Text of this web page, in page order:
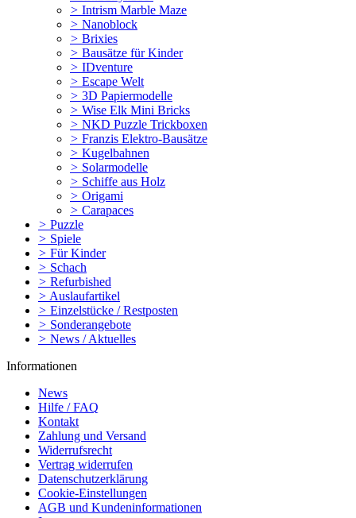
> Intrism Marble Maze
> Nanoblock
> Brixies
> Bausätze für Kinder
> IDventure
> Escape Welt
> 3D Papiermodelle
> Wise Elk Mini Bricks
> NKD Puzzle Trickboxen
> Franzis Elektro-Bausätze
> Kugelbahnen
> Solarmodelle
> Schiffe aus Holz
> Origami
> Carapaces
> Puzzle
> Spiele
> Für Kinder
> Schach
> Refurbished
> Auslaufartikel
> Einzelstücke / Restposten
> Sonderangebote
> News / Aktuelles
Informationen
News
Hilfe / FAQ
Kontakt
Zahlung und Versand
Widerrufsrecht
Vertrag widerrufen
Datenschutzerklärung
Cookie-Einstellungen
AGB und Kundeninformationen